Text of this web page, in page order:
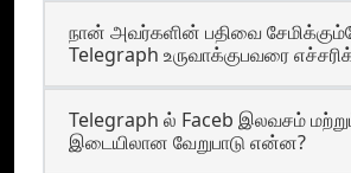
நான் அவர்களின் பதிவை
Telegraph உருவாக்குபவரை
Telegraph ல் Faceb இலவசம்
இடையிலான வேறுபாடு என்ன?